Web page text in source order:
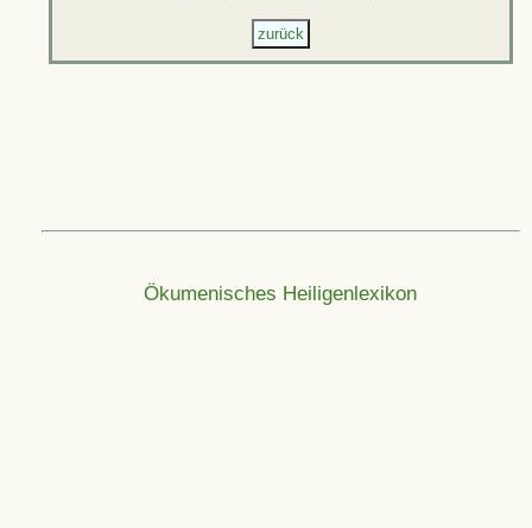
Ökumenisches Heiligenlexikon